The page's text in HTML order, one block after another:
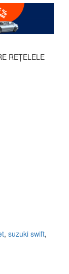
REȚELELE
, suzuki swift,